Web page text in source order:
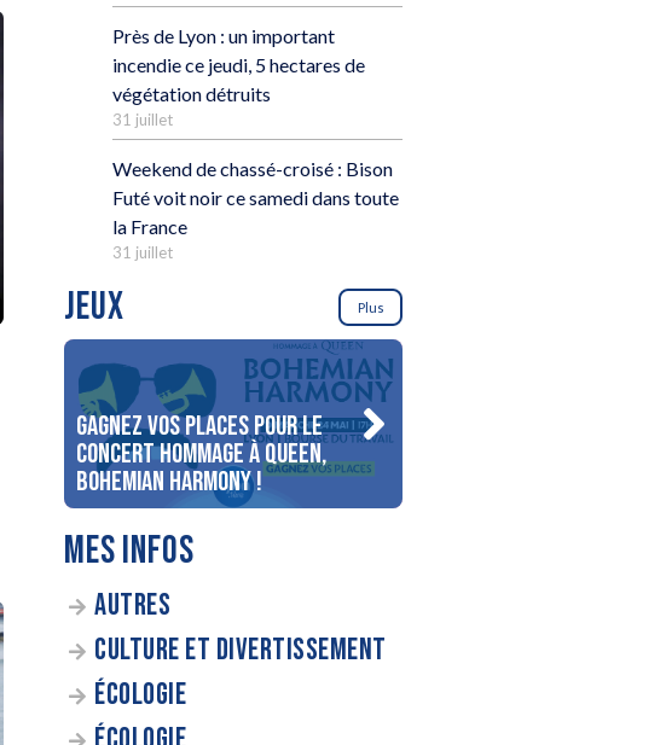
Près de Lyon : un important
incendie ce jeudi, 5 hectares de
végétation détruits
31 juillet
Weekend de chassé-croisé : Bison
Futé voit noir ce samedi dans toute
la France
31 juillet
JEUX Plus
Gagnez vos places pour le
concert Hommage à Queen,
Bohemian Harmony !
MES INFOS
AUTRES
CULTURE ET DIVERTISSEMENT
ÉCOLOGIE